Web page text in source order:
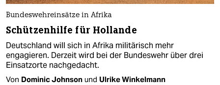
Bundeswehreinsätze in Afrika
Schützenhilfe für Hollande
Deutschland will sich in Afrika militärisch mehr
engagieren. Derzeit wird bei der Bundeswehr über drei
Einsatzorte nachgedacht.
Von Dominic Johnson und Ulrike Winkelmann